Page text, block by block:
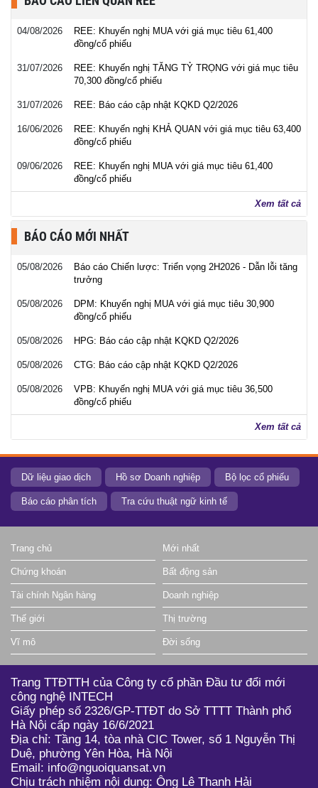
04/08/2026
REE: Khuyến nghị MUA với giá mục tiêu 61,400
đồng/cổ phiếu
31/07/2026
REE: Khuyến nghị TĂNG TỶ TRỌNG với giá mục tiêu
70,300 đồng/cổ phiếu
31/07/2026 REE: Báo cáo cập nhật KQKD Q2/2026
16/06/2026
REE: Khuyến nghị KHẢ QUAN với giá mục tiêu 63,400
đồng/cổ phiếu
09/06/2026
REE: Khuyến nghị MUA với giá mục tiêu 61,400
đồng/cổ phiếu
Xem tất cả
BÁO CÁO MỚI NHẤT
05/08/2026
Báo cáo Chiến lược: Triển vọng 2H2026 - Dẫn lỗi tăng
trưởng
05/08/2026
DPM: Khuyến nghị MUA với giá mục tiêu 30,900
đồng/cổ phiếu
05/08/2026 HPG: Báo cáo cập nhật KQKD Q2/2026
05/08/2026 CTG: Báo cáo cập nhật KQKD Q2/2026
05/08/2026
VPB: Khuyến nghị MUA với giá mục tiêu 36,500
đồng/cổ phiếu
Xem tất cả
Dữ liệu giao dịch Hồ sơ Doanh nghiệp Bộ lọc cổ phiếu
Báo cáo phân tích Tra cứu thuật ngữ kinh tế
Trang chủ Mới nhất
Chứng khoán Bất động sản
Tài chính Ngân hàng Doanh nghiệp
Thế giới Thị trường
Vĩ mô Đời sống
Trang TTĐTTH của Công ty cổ phần Đầu tư đổi mới
công nghệ INTECH
Giấy phép số 2326/GP-TTĐT do Sở TTTT Thành phố
Hà Nội cấp ngày 16/6/2021
Địa chỉ: Tầng 14, tòa nhà CIC Tower, số 1 Nguyễn Thị
Duệ, phường Yên Hòa, Hà Nội
Email: info@nguoiquansat.vn
Chịu trách nhiệm nội dung: Ông Lê Thanh Hải